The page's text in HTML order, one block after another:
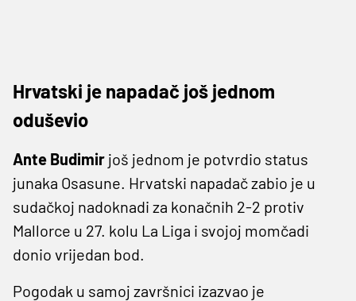
Hrvatski je napadač još jednom
oduševio
Ante Budimir još jednom je potvrdio status
junaka Osasune. Hrvatski napadač zabio je u
sudačkoj nadoknadi za konačnih 2-2 protiv
Mallorce u 27. kolu La Liga i svojoj momčadi
donio vrijedan bod.
Pogodak u samoj završnici izazvao je